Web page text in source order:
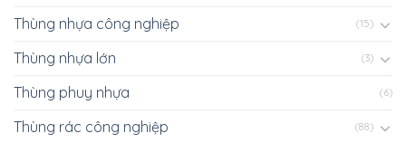
Thùng nhựa công nghiệp (15)
Thùng nhựa lớn (3)
Thùng phuy nhựa (6)
Thùng rác công nghiệp (88)